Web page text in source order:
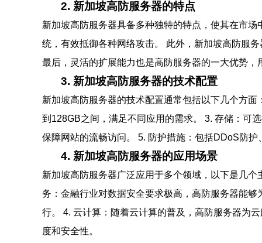
2. 新加坡高防服务器的特点
新加坡高防服务器具备多种独特的特点，使其在市
统，有效抵御各种网络攻击。 此外，新加坡高防服
最后，灵活的扩展能力也是高防服务器的一大优势
3. 新加坡高防服务器的技术配置
新加坡高防服务器的技术配置通常包括以下几个方
到128GB之间，满足不同应用的需求。 3. 存储：可
保障网站的流畅访问。 5. 防护措施：包括DDoS防
4. 新加坡高防服务器的应用场景
新加坡高防服务器广泛应用于多个领域，以下是几
务：金融行业对数据安全要求极高，高防服务器能
行。 4. 云计算：随着云计算的普及，高防服务器为
度和安全性。